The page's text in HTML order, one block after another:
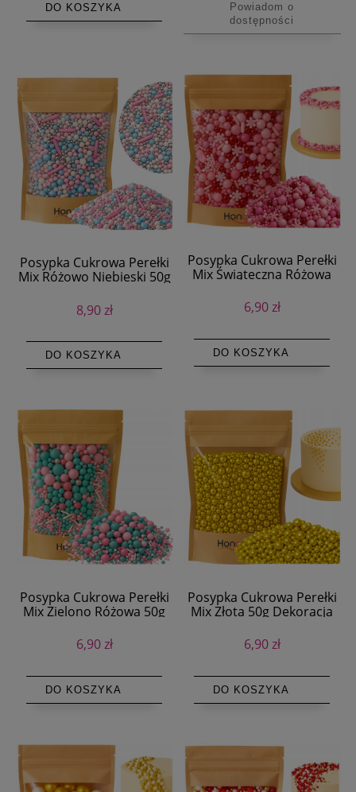
DO KOSZYKA
Powiadom o
dostępności
Posypka Cukrowa Perełki
Mix Różowo Niebieski 50g
8,90 zł
DO KOSZYKA
Posypka Cukrowa Perełki
Mix Świąteczna Różowa
6,90 zł
DO KOSZYKA
Posypka Cukrowa Perełki
Mix Zielono Różowa 50g
6,90 zł
DO KOSZYKA
Posypka Cukrowa Perełki
Mix Złota 50g Dekoracja
6,90 zł
DO KOSZYKA